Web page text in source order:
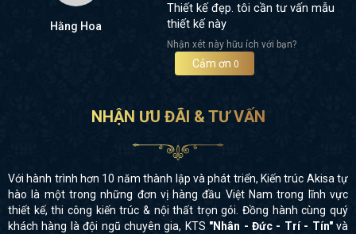
Hằng Hoa
Thiết kế đẹp. tôi cần tư vấn mẫu
thiết kế này
Nhận xét này hữu ích với bạn?
Cảm ơn 0
NHẬN ƯU ĐÃI & TƯ VẤN
Với hành trình hơn 10 năm thành lập và phát triển, Kiến trúc Akisa tự
hào là một trong những đơn vị hàng đầu Việt Nam trong lĩnh vực
thiết kế, thi công kiến trúc & nội thất trọn gói. Đồng hành cùng quý
khách hàng là đội ngũ chuyên gia, KTS "Nhân - Đức - Trí - Tín"và